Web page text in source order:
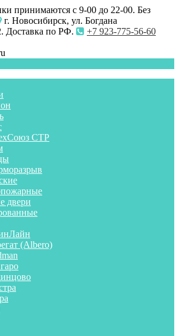
принимаются с 9-00 до 22-00. Без
г. Новосибирск, ул. Богдана
Доставка по РФ.
+7 923-775-56-60
СТР
двери
(Albero)